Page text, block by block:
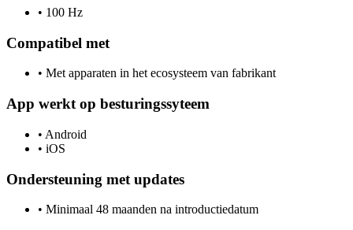
• 100 Hz
Compatibel met
• Met apparaten in het ecosysteem van fabrikant
App werkt op besturingssyteem
• Android
• iOS
Ondersteuning met updates
• Minimaal 48 maanden na introductiedatum